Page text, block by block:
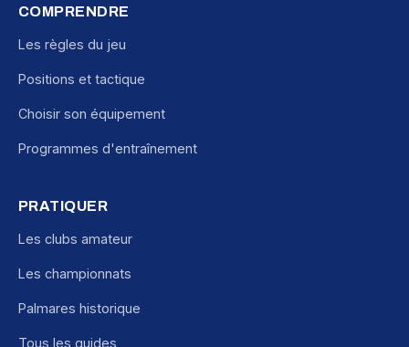
COMPRENDRE
Les règles du jeu
Positions et tactique
Choisir son équipement
Programmes d'entraînement
PRATIQUER
Les clubs amateur
Les championnats
Palmares historique
Tous les guides